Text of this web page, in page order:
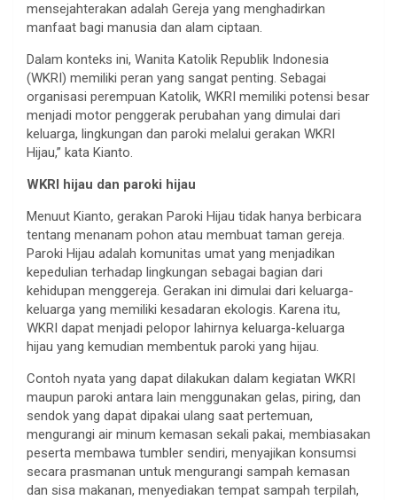
mensejahterakan adalah Gereja yang menghadirkan
manfaat bagi manusia dan alam ciptaan.
Dalam konteks ini, Wanita Katolik Republik Indonesia
(WKRI) memiliki peran yang sangat penting. Sebagai
organisasi perempuan Katolik, WKRI memiliki potensi besar
menjadi motor penggerak perubahan yang dimulai dari
keluarga, lingkungan dan paroki melalui gerakan WKRI
Hijau,” kata Kianto.
WKRI hijau dan paroki hijau
Menuut Kianto, gerakan Paroki Hijau tidak hanya berbicara
tentang menanam pohon atau membuat taman gereja.
Paroki Hijau adalah komunitas umat yang menjadikan
kepedulian terhadap lingkungan sebagai bagian dari
kehidupan menggereja. Gerakan ini dimulai dari keluarga-
keluarga yang memiliki kesadaran ekologis. Karena itu,
WKRI dapat menjadi pelopor lahirnya keluarga-keluarga
hijau yang kemudian membentuk paroki yang hijau.
Contoh nyata yang dapat dilakukan dalam kegiatan WKRI
maupun paroki antara lain menggunakan gelas, piring, dan
sendok yang dapat dipakai ulang saat pertemuan,
mengurangi air minum kemasan sekali pakai, membiasakan
peserta membawa tumbler sendiri, menyajikan konsumsi
secara prasmanan untuk mengurangi sampah kemasan
dan sisa makanan, menyediakan tempat sampah terpilah,